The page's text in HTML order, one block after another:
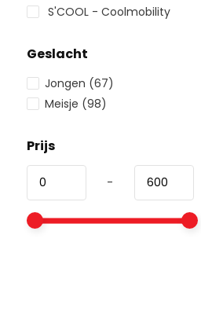
S'COOL - Coolmobility
Geslacht
Jongen (67)
Meisje (98)
Prijs
-